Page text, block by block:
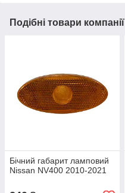
Подібні товари компанії
Бічний габарит ламповий
Nissan NV400 2010-2021